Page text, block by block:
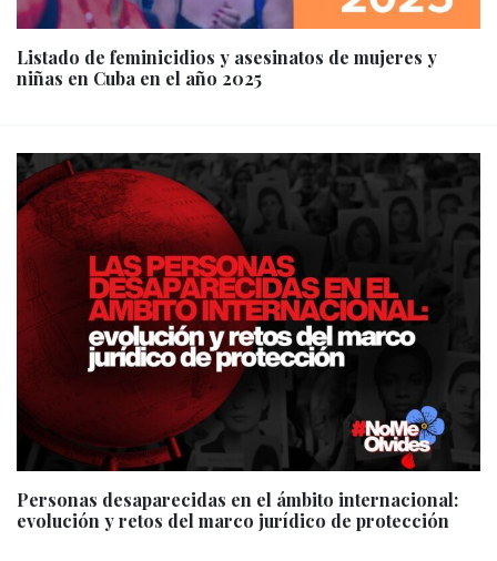
Listado de feminicidios y asesinatos de mujeres y
niñas en Cuba en el año 2025
Personas desaparecidas en el ámbito internacional:
evolución y retos del marco jurídico de protección